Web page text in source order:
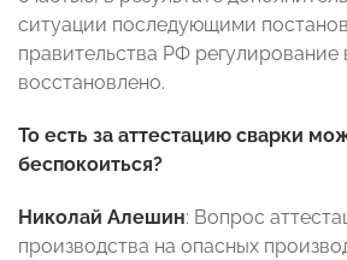
ситуации последующими
правительства РФ регулирование
восстановлено.
То есть за аттестацию сварки
беспокоиться?
Николай Алешин: Вопрос
производства на опасных